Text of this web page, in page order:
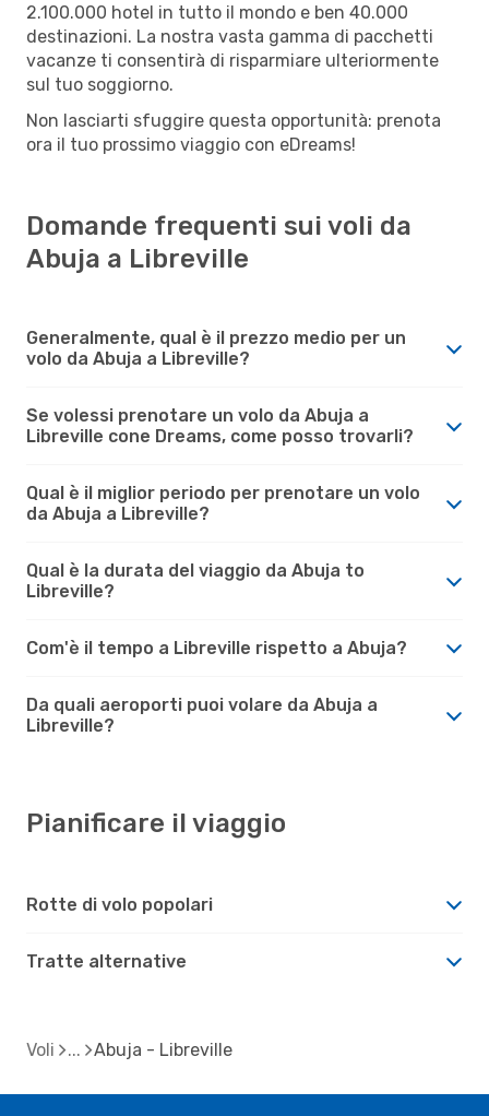
2.100.000 hotel in tutto il mondo e ben 40.000
destinazioni. La nostra vasta gamma di pacchetti
vacanze ti consentirà di risparmiare ulteriormente
sul tuo soggiorno.
Non lasciarti sfuggire questa opportunità: prenota
ora il tuo prossimo viaggio con eDreams!
Domande frequenti sui voli da
Abuja a Libreville
Generalmente, qual è il prezzo medio per un
volo da Abuja a Libreville?
Se volessi prenotare un volo da Abuja a
Libreville cone Dreams, come posso trovarli?
Qual è il miglior periodo per prenotare un volo
da Abuja a Libreville?
Qual è la durata del viaggio da Abuja to
Libreville?
Com'è il tempo a Libreville rispetto a Abuja?
Da quali aeroporti puoi volare da Abuja a
Libreville?
Pianificare il viaggio
Rotte di volo popolari
Tratte alternative
Voli Abuja - Libreville